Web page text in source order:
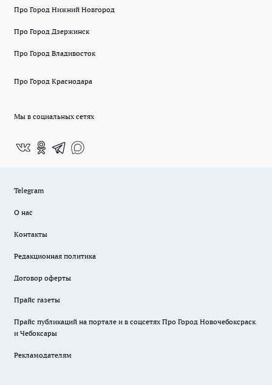
Про Город Нижний Новгород
Про Город Дзержинск
Про Город Владивосток
Про Город Краснодара
Мы в социальных сетях
Telegram
О нас
Контакты
Редакционная политика
Договор оферты
Прайс газеты
Прайс публикаций на портале и в соцсетях Про Город Новочебоксраск
и Чебоксары
Рекламодателям